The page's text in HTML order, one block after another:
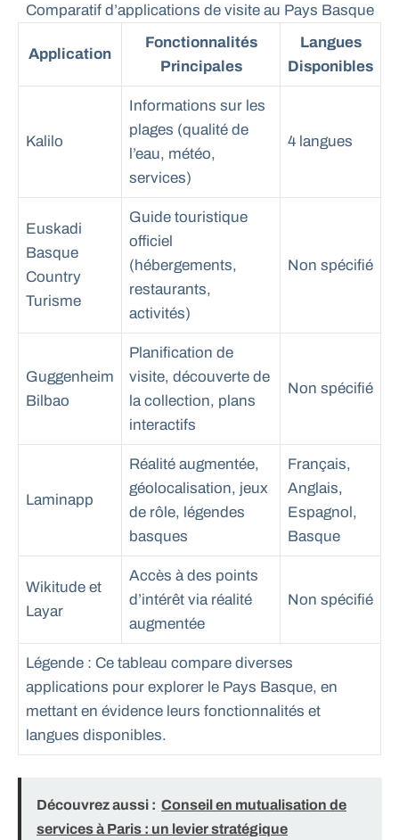
Comparatif d’applications de visite au Pays Basque
Application
Fonctionnalités
Principales
Langues
Disponibles
Kalilo
Informations sur les
plages (qualité de
l’eau, météo,
services)
4 langues
Euskadi
Basque
Country
Turisme
Guide touristique
officiel
(hébergements,
restaurants,
activités)
Non spécifié
Guggenheim
Bilbao
Planification de
visite, découverte de
la collection, plans
interactifs
Non spécifié
Laminapp
Réalité augmentée,
géolocalisation, jeux
de rôle, légendes
basques
Français,
Anglais,
Espagnol,
Basque
Wikitude et
Layar
Accès à des points
d’intérêt via réalité
augmentée
Non spécifié
Légende : Ce tableau compare diverses
applications pour explorer le Pays Basque, en
mettant en évidence leurs fonctionnalités et
langues disponibles.
Découvrez aussi : Conseil en mutualisation de
services à Paris : un levier stratégique